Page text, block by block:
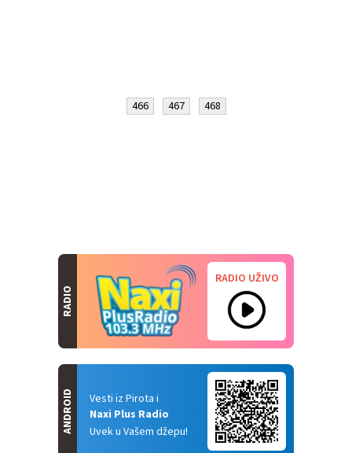
466 467 468
RADIO
RADIO UŽIVO
Vesti iz Pirota i
Naxi Plus Radio
Uvek u Vašem džepu!
ANDROID